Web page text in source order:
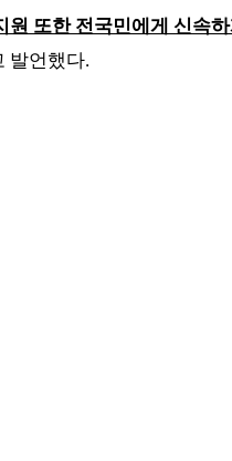
또한 전국민에게 신속
발언했다.